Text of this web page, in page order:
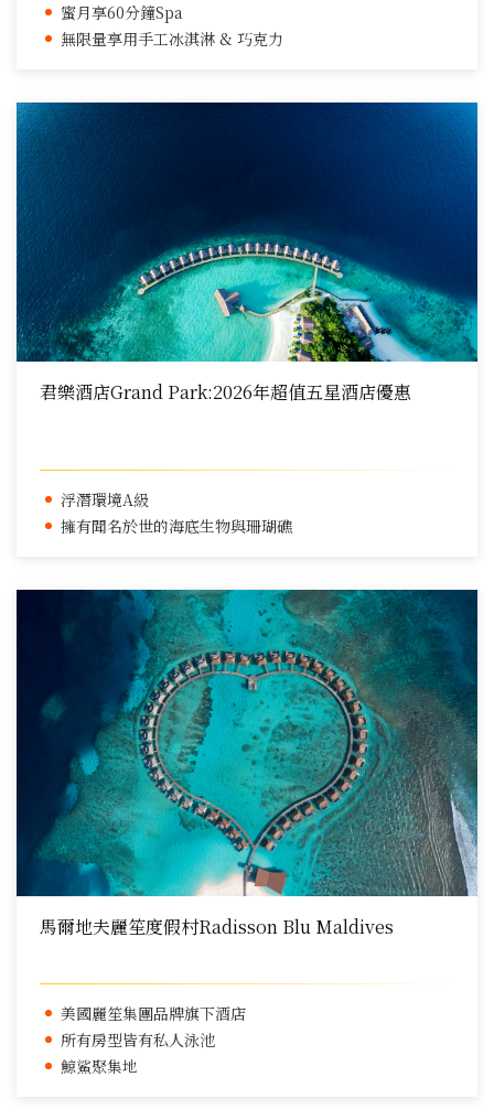
蜜月享60分鐘Spa
無限量享用手工冰淇淋 & 巧克力
君樂酒店Grand Park:2026年超值五星酒店優惠
浮潛環境A級
擁有聞名於世的海底生物與珊瑚礁
馬爾地夫麗笙度假村Radisson Blu Maldives
美國麗笙集團品牌旗下酒店
所有房型皆有私人泳池
鯨鯊聚集地